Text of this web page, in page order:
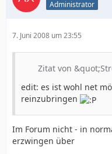
Administrator
7. Juni 2008 um 23:55
Zitat von
edit: es ist wohl net
reinzubringen
Im Forum nicht - in
erzwingen über